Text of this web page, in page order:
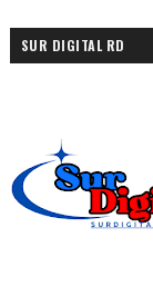
SUR DIGITAL RD